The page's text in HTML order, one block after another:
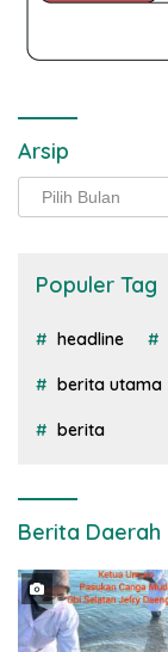
Arsip
Arsip
Populer Tag
headline
berita utama
berita
Berita Daerah